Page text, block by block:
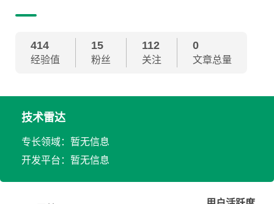
414
经验值
15
粉丝
112
关注
0
文章总量
技术雷达
专长领域：暂无信息
开发平台：暂无信息